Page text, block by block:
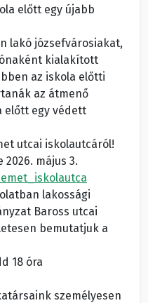
előtt egy újabb
lakó józsefvárosiakat,
kialakított
az iskola előtti
az átmenő
előtt egy védett
utcai iskolautcáról!
május 3.
lakossági
Baross utcai
bemutatjuk a
18 óra
személyesen